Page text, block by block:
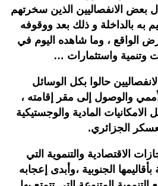
بعض الانفصاليين الذين سخرتهم
به بالداخلة و ذلك بعد ووقوفه
الواقع ، وما شاهده اليوم في
وتنمية واستثمارات …
الانفصاليين حالوا بكل الوسائل
والوصول إلى مقر إقامته ،
الامكانيات المادية والوجستيكية
الجزائري.
الاقتصادية والتنموية التي
بأقاليمها الجنوبية ،وأبدى إعجابه